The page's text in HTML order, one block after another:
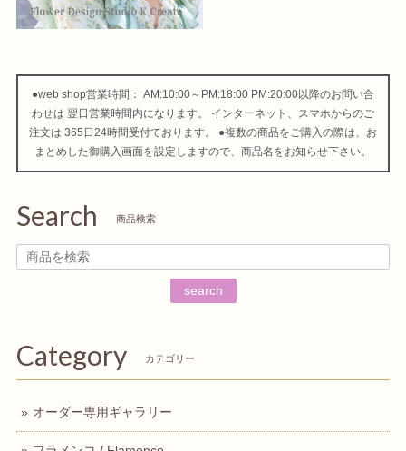
●web shop営業時間： AM:10:00～PM:18:00 PM:20:00以降のお問い合
わせは 翌日営業時間内になります。 インターネット、スマホからのご
注文は 365日24時間受付ております。 ●複数の商品をご購入の際は、お
まとめした御購入画面を設定しますので、商品名をお知らせ下さい。
Search 商品検索
search
Category カテゴリー
オーダー専用ギャラリー